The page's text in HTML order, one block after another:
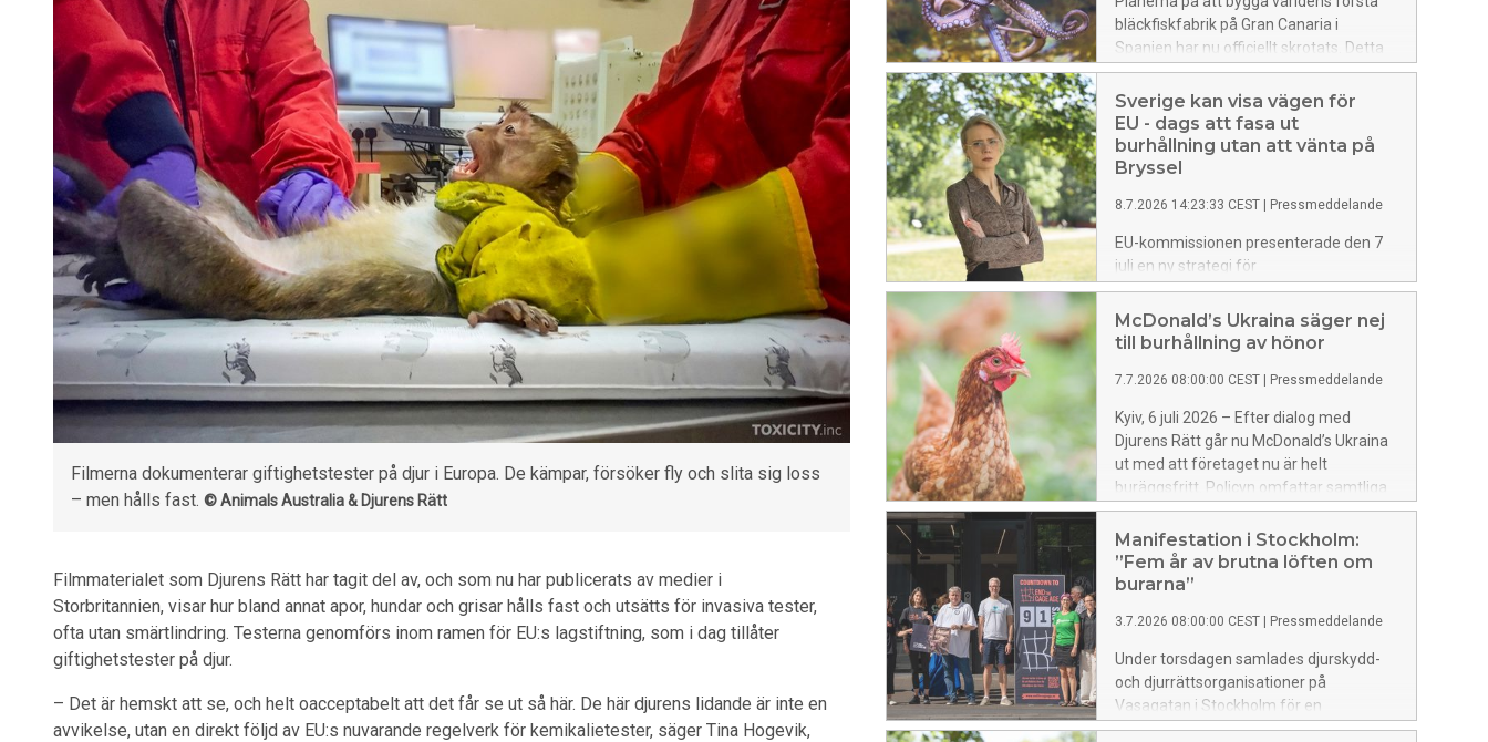
Filmerna dokumenterar giftighetstester på djur i Europa. De kämpar, försöker fly och slita sig loss
– men hålls fast. © Animals Australia & Djurens Rätt
Filmmaterialet som Djurens Rätt har tagit del av, och som nu har publicerats av medier i
Storbritannien, visar hur bland annat apor, hundar och grisar hålls fast och utsätts för invasiva tester,
ofta utan smärtlindring. Testerna genomförs inom ramen för EU:s lagstiftning, som i dag tillåter
giftighetstester på djur.
– Det är hemskt att se, och helt oacceptabelt att det får se ut så här. De här djurens lidande är inte en
avvikelse, utan en direkt följd av EU:s nuvarande regelverk för kemikalietester, säger Tina Hogevik,
bläckfiskfabrik på Gran Canaria i
Spanien har nu officiellt skrotats. Detta
efter påtryckningar från Djurens Rätt,
tillsammans med forskare, experter och
andra
djurskyddsorganisationer. Beskedet är en milstolpe
för bläckfiskarnas
miljon bläckfiskar om året slipper födas
upp och dödas i industriell produktion.
Sverige kan visa vägen för
EU - dags att fasa ut
burhållning utan att vänta på
Bryssel
8.7.2026 14:23:33 CEST Pressmeddelande
EU-kommissionen presenterade den 7
juli en ny strategi för
animalieproduktionen med besked om
kommande lagstiftning för djurskydd.
Djurens Rätt välkomnar att EU
men menar att Sverige inte behöver
McDonald’s Ukraina säger nej
till burhållning av hönor
7.7.2026 08:00:00 CEST Pressmeddelande
Kyiv, 6 juli 2026 – Efter dialog med
Djurens Rätt går nu McDonald’s Ukraina
ut med att företaget nu är helt
buräggsfritt. Policyn omfattar samtliga
120 restauranger i landet och innebär en
viktig milstolpe för hönorna i Ukraina, där
omkring 98 procent av de äggläggande
hönorna fortfarande hålls i burar.
Manifestation i Stockholm:
”Fem år av brutna löften om
burarna”
3.7.2026 08:00:00 CEST Pressmeddelande
Under torsdagen samlades djurskydd-
och djurrättsorganisationer på
Vasagatan i Stockholm för en
manifestation. Syftet var att